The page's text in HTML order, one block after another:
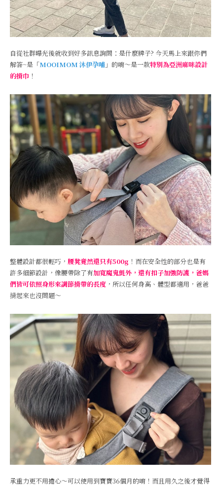
自從社群曝光後就收到好多訊息詢問：是什麼牌子? 今天馬上來跟你們
解答~是「MOOIMOM 沐伊孕哺 」的唷～是一款特別為亞洲麻咪設計
的揹巾 ！
整體設計都很輕巧， 腰凳竟然還只有500g ！而在安全性的部分也是有
許多細節設計，像腰帶除了有加寬魔鬼氈外，還有扣子加強防護，爸媽
們皆可依照身形來調節揹帶的長度 ，所以任何身高、體型都適用，爸爸
揹起來也沒問題～
承重力更不用擔心～可以使用到寶寶36個月的唷！而且用久之後才覺得